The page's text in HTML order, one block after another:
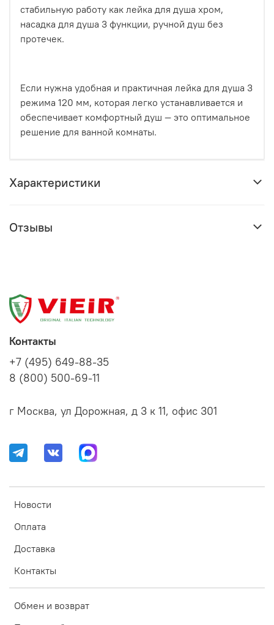
стабильную работу как лейка для душа хром,
насадка для душа 3 функции, ручной душ без
протечек.
Если нужна удобная и практичная лейка для душа 3
режима 120 мм, которая легко устанавливается и
обеспечивает комфортный душ — это оптимальное
решение для ванной комнаты.
Характеристики
Отзывы
Новости
Оплата
Доставка
Контакты
Обмен и возврат
Контакты
+7 (495) 649-88-35
8 (800) 500-69-11
г Москва, ул Дорожная, д 3 к 11, офис 301